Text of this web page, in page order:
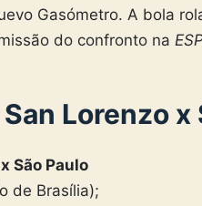
Gasómetro. A bola
do confronto na
Lorenzo x
São Paulo
de Brasília);